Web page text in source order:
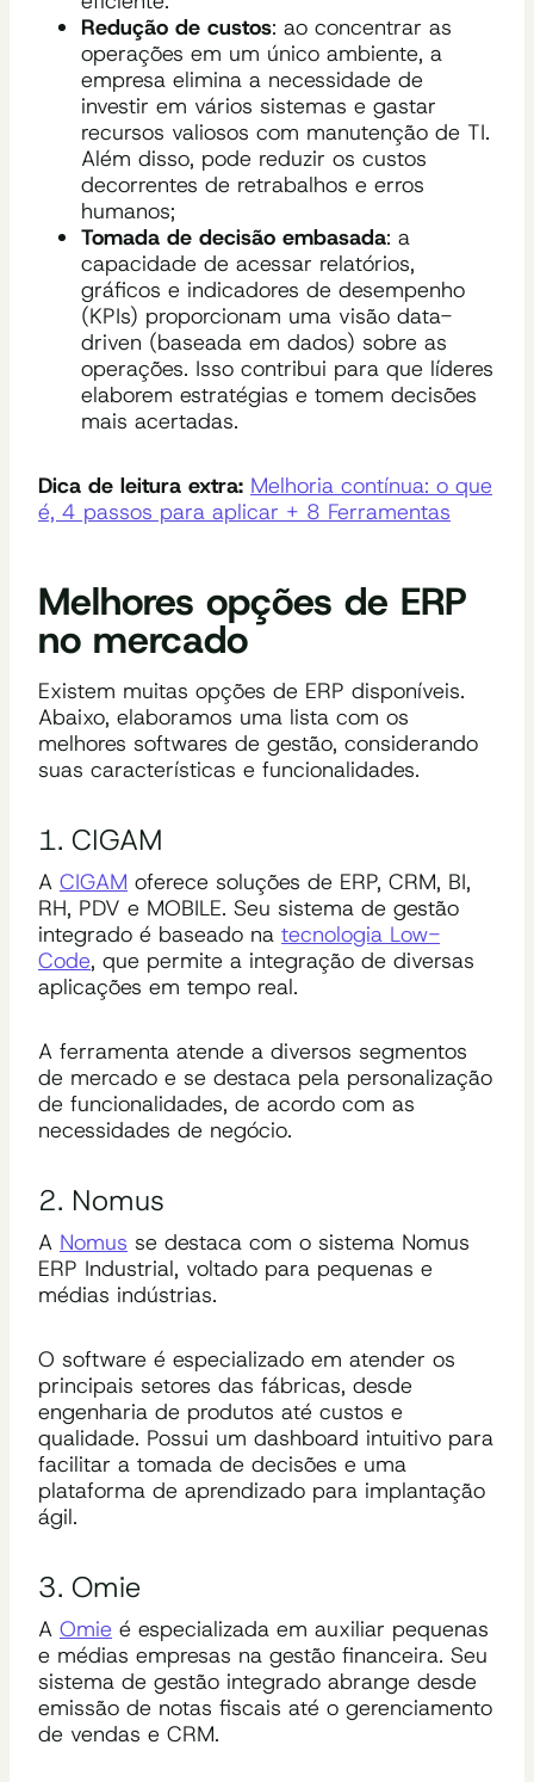
Redução de custos: ao concentrar as
operações em um único ambiente, a
empresa elimina a necessidade de
investir em vários sistemas e gastar
recursos valiosos com manutenção de TI.
Além disso, pode reduzir os custos
decorrentes de retrabalhos e erros
humanos;
Tomada de decisão embasada: a
capacidade de acessar relatórios,
gráficos e indicadores de desempenho
(KPIs) proporcionam uma visão data-
driven (baseada em dados) sobre as
operações. Isso contribui para que líderes
elaborem estratégias e tomem decisões
mais acertadas.
Dica de leitura extra: Melhoria contínua: o que
é, 4 passos para aplicar + 8 Ferramentas
Melhores opções de ERP
no mercado
Existem muitas opções de ERP disponíveis.
Abaixo, elaboramos uma lista com os
melhores softwares de gestão, considerando
suas características e funcionalidades.
1. CIGAM
A CIGAM oferece soluções de ERP, CRM, BI,
RH, PDV e MOBILE. Seu sistema de gestão
integrado é baseado na tecnologia Low-
Code, que permite a integração de diversas
aplicações em tempo real.
A ferramenta atende a diversos segmentos
de mercado e se destaca pela personalização
de funcionalidades, de acordo com as
necessidades de negócio.
2. Nomus
A Nomus se destaca com o sistema Nomus
ERP Industrial, voltado para pequenas e
médias indústrias.
O software é especializado em atender os
principais setores das fábricas, desde
engenharia de produtos até custos e
qualidade. Possui um dashboard intuitivo para
facilitar a tomada de decisões e uma
plataforma de aprendizado para implantação
ágil.
3. Omie
A Omie é especializada em auxiliar pequenas
e médias empresas na gestão financeira. Seu
sistema de gestão integrado abrange desde
emissão de notas fiscais até o gerenciamento
de vendas e CRM.